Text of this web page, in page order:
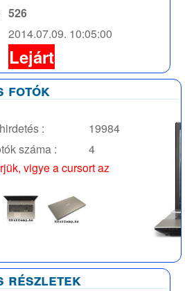
526
2014.07.09. 10:05:00
Lejárt
fotók
:
19984
száma :
4
vigye a cursort az
részletek